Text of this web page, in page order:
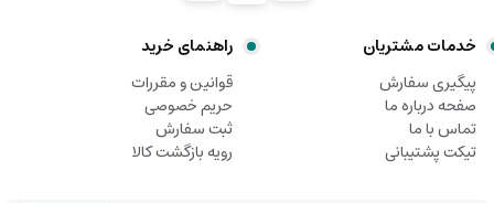
خدمات مشتریان
پیگیری سفارش
صفحه درباره ما
تماس با ما
تیکت پشتیبانی
راهنمای خرید
قوانین و مقررات
حریم خصوصی
ثبت سفارش
رویه بازگشت کالا